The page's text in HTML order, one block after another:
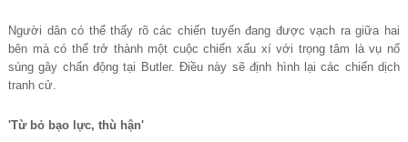
Người dân có thể thấy rõ các chiến tuyến đang được vạch ra giữa hai
bên mà có thể trở thành một cuộc chiến xấu xí với trọng tâm là vụ nổ
súng gây chấn động tại Butler. Điều này sẽ định hình lại các chiến dịch
tranh cử.
'Từ bỏ bạo lực, thù hận'